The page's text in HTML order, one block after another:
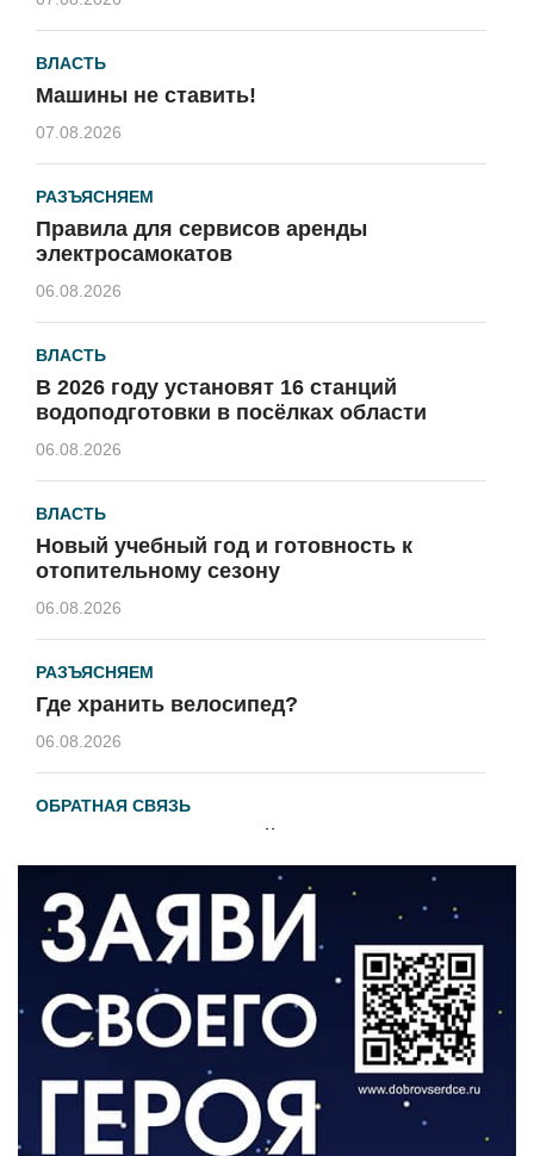
ВЛАСТЬ
Машины не ставить!
07.08.2026
РАЗЪЯСНЯЕМ
Правила для сервисов аренды
электросамокатов
06.08.2026
ВЛАСТЬ
В 2026 году установят 16 станций
водоподготовки в посёлках области
06.08.2026
ВЛАСТЬ
Новый учебный год и готовность к
отопительному сезону
06.08.2026
РАЗЪЯСНЯЕМ
Где хранить велосипед?
06.08.2026
ОБРАТНАЯ СВЯЗЬ
Администрация онлайн
ВЛАСТЬ
День памяти и «Симфония народов»
06.08.2026
Новый настил на экотропе
05.08.2026